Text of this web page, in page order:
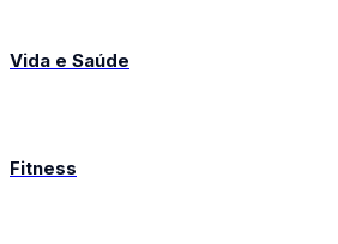
Vida e Saúde
Fitness